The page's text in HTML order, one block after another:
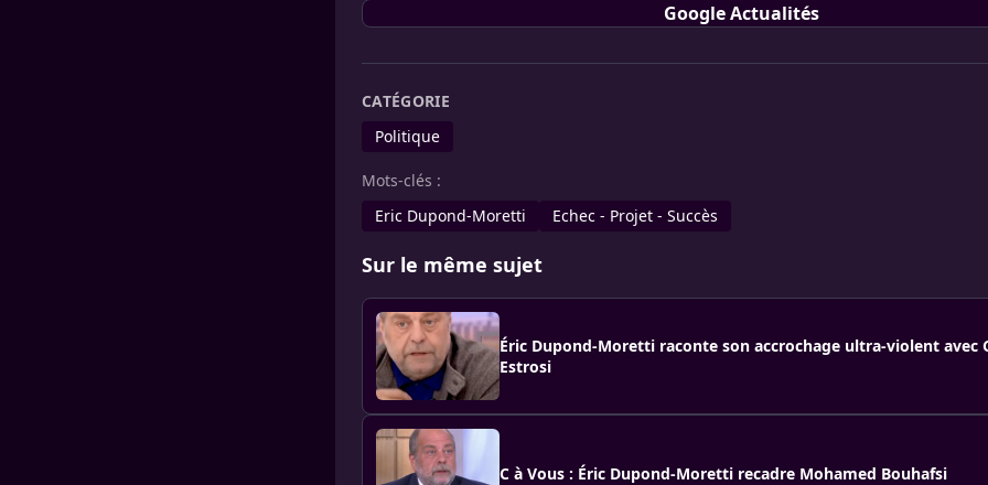
Google Actualités
CATÉGORIE
Politique
Mots-clés :
Eric Dupond-Moretti
Echec - Projet - Succès
Sur le même sujet
Éric Dupond-Moretti raconte son accrochage ultra-violent avec
Estrosi
C à Vous : Éric Dupond-Moretti recadre Mohamed Bouhafsi